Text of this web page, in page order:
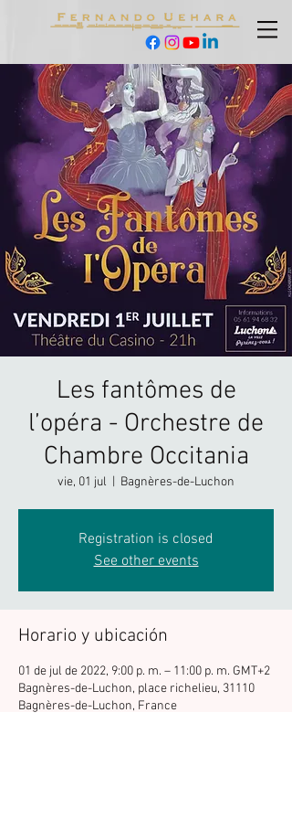
Les fantômes de
l’opéra - Orchestre de
Chambre Occitania
vie, 01 jul Bagnères-de-Luchon
Registration is closed
See other events
Horario y ubicación
01 de jul de 2022, 9:00 p. m. – 11:00 p. m. GMT+2
Bagnères-de-Luchon, place richelieu, 31110
Bagnères-de-Luchon, France